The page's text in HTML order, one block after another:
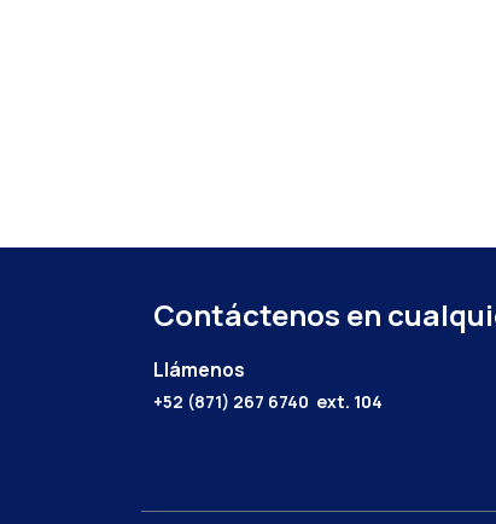
Contáctenos en
Llámenos
+52 (871) 267 6740 ext. 104